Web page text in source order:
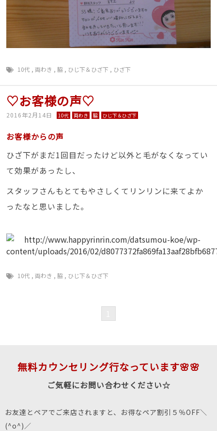
10代 ,両わき , 脇 , ひじ下＆ひざ下 , ひざ下
♡お客様の声♡
2016年2月14日 10代 両わき 脇 ひじ下＆ひざ下
お客様からの声
ひざ下がまだ1回目だったけど以外と毛がなくなってい
て効果があったし、
スタッフさんもとてもやさしくてリンリンに来てよか
ったなと思いました。
10代 ,両わき , 脇 , ひじ下＆ひざ下
無料カウンセリング行なっています🌸🌸
ご気軽にお問い合わせください☆
お友達とペアでご来店されますと、お得なペア割引５％OFF＼
(^o^)／